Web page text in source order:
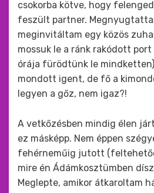
csokorba kötve, hogy
feszült partner.
meginvitáltam egy közös
mossuk le a ránk rakódott
órája fürödtünk le
mondott igent, de fő a
legyen a gőz, nem igaz?!
A vetkőzésben mindig élen
ez másképp. Nem éppen
fehérneműig jutott
mire én Ádámkosztümben
Meglepte, amikor átkaroltam